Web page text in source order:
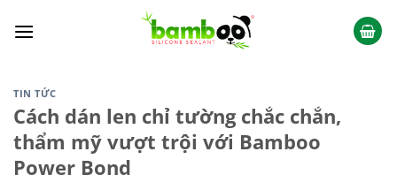
đến
TIN TỨC
Cách dán len chỉ tường chắc chắn,
thẩm mỹ vượt trội với Bamboo
Power Bond